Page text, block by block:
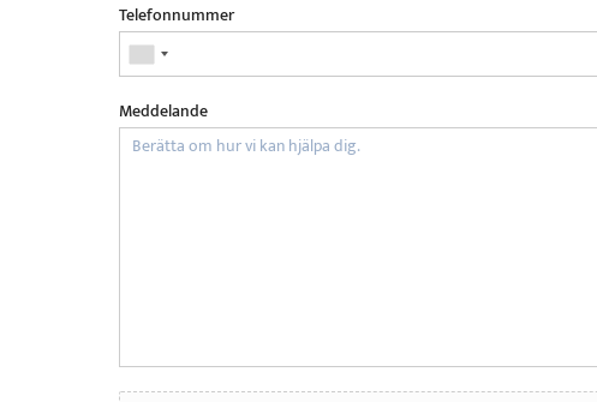
Telefonnummer
Meddelande